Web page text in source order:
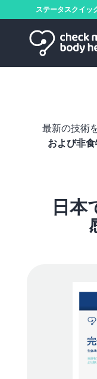
ステータスクイッ
最新の技術
および非
日本